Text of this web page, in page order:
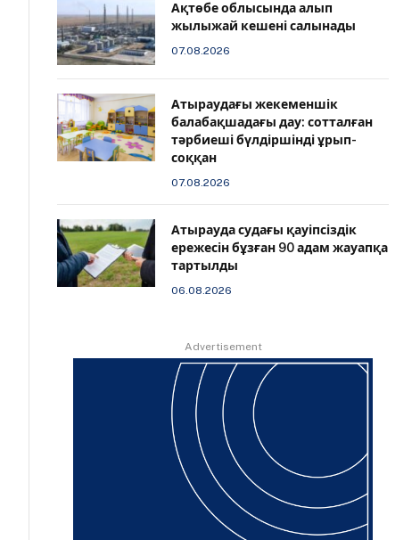
Ақтөбе облысында алып
жылыжай кешені салынады
07.08.2026
Атыраудағы жекеменшік
балабақшадағы дау: сотталған
тәрбиеші бүлдіршінді ұрып-
соққан
07.08.2026
Атырауда судағы қауіпсіздік
ережесін бұзған 90 адам жауапқа
тартылды
06.08.2026
Advertisement